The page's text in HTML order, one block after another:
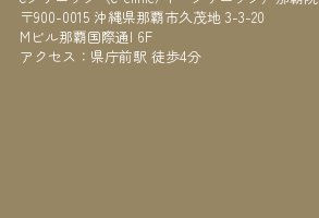
〒900-0015 沖縄県那覇市久茂地 3-3-20
Mビル那覇国際通I 6F
アクセス：県庁前駅 徒歩4分